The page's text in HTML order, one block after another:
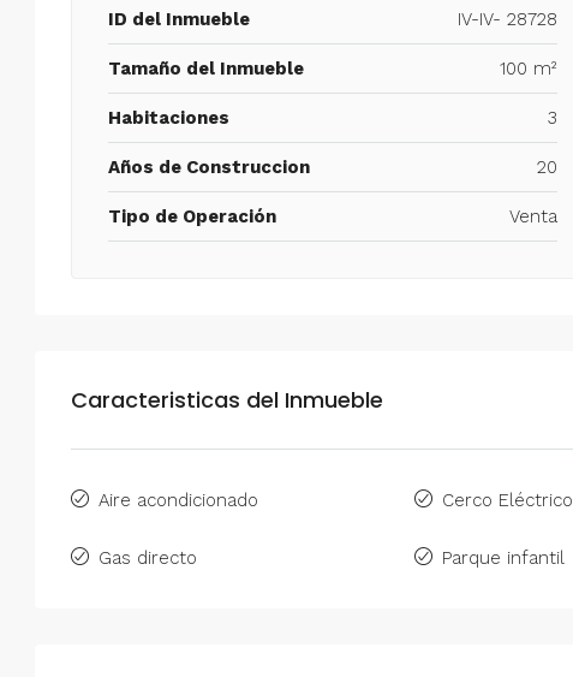
ID del Inmueble IV-IV- 28728
Tamaño del Inmueble 100 m²
Habitaciones 3
Años de Construccion 20
Tipo de Operación Venta
Caracteristicas del Inmueble
Aire acondicionado Cerco Eléctrico
Gas directo Parque infantil